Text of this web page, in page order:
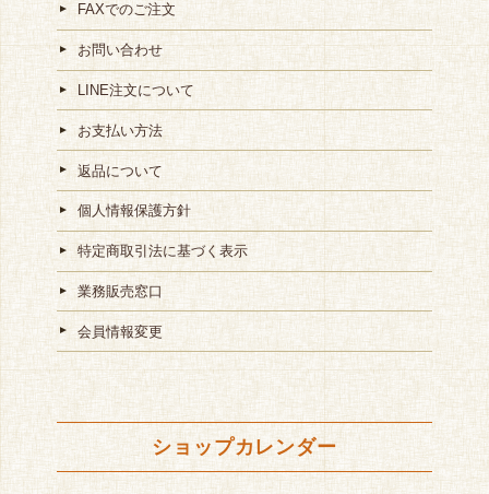
FAXでのご注文
お問い合わせ
LINE注文について
お支払い方法
返品について
個人情報保護方針
特定商取引法に基づく表示
業務販売窓口
会員情報変更
ショップカレンダー